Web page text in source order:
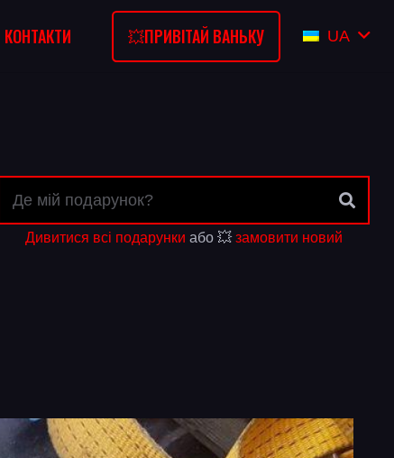
КОНТАКТИ 💥ПРИВІТАЙ ВАНЬКУ UA
Дивитися всі подарунки або 💥замовити новий